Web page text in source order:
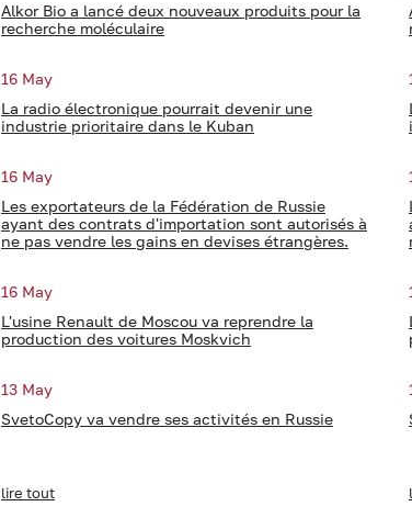
Alkor Bio a lancé deux nouveaux produits pour la
recherche moléculaire
16 May
La radio électronique pourrait devenir une
industrie prioritaire dans le Kuban
16 May
Les exportateurs de la Fédération de Russie
ayant des contrats d'importation sont autorisés à
ne pas vendre les gains en devises étrangères.
16 May
L'usine Renault de Moscou va reprendre la
production des voitures Moskvich
13 May
SvetoCopy va vendre ses activités en Russie
lire tout